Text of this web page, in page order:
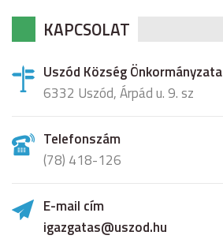
KAPCSOLAT
Uszód Község Önkormányzata
6332 Uszód, Árpád u. 9. sz
Telefonszám
(78) 418-126
E-mail cím
igazgatas@uszod.hu